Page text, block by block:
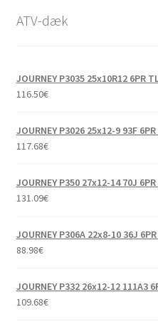
ATV-dæk
JOURNEY P3035 25x10R12 6PR
116.50€
JOURNEY P3026 25x12-9 93F
117.68€
JOURNEY P350 27x12-14 70J
131.09€
JOURNEY P306A 22x8-10 36J
88.98€
JOURNEY P332 26x12-12 111A3
109.68€